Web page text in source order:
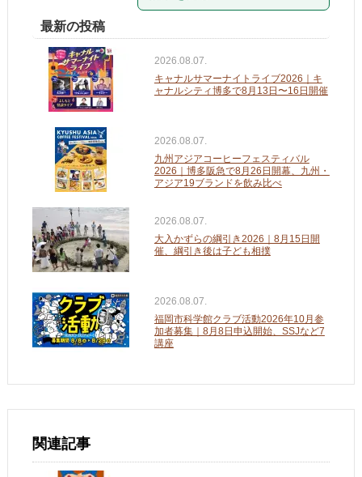
最新の投稿
2026.08.07.
キャナルサマーナイトライブ2026｜キ
ャナルシティ博多で8月13日〜16日開催
2026.08.07.
九州アジアコーヒーフェスティバル
2026｜博多阪急で8月26日開幕、九州・
アジア19ブランドを飲み比べ
2026.08.07.
大入かずらの綱引き2026｜8月15日開
催、綱引き後は子ども相撲
2026.08.07.
福岡市科学館クラブ活動2026年10月参
加者募集｜8月8日申込開始、SSJなど7
講座
関連記事